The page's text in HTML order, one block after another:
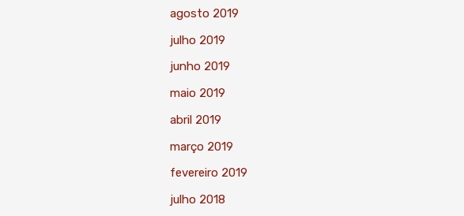
agosto 2019
julho 2019
junho 2019
maio 2019
abril 2019
março 2019
fevereiro 2019
julho 2018